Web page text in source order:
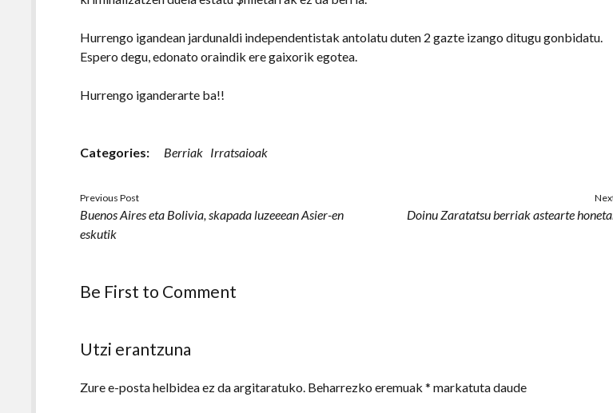
Hurrengo igandean jardunaldi independentistak antolatu duten 2 gazte izango ditugu gonbidatu.
Espero degu, edonato oraindik ere gaixorik egotea.
Hurrengo iganderarte ba!!
Categories: Berriak Irratsaioak
Previous Post
Buenos Aires eta Bolivia, skapada luzeeean Asier-en
eskutik
Doinu Zaratatsu berriak astearte
Be First to Comment
Utzi erantzuna
Zure e-posta helbidea ez da argitaratuko. Beharrezko eremuak* markatuta daude